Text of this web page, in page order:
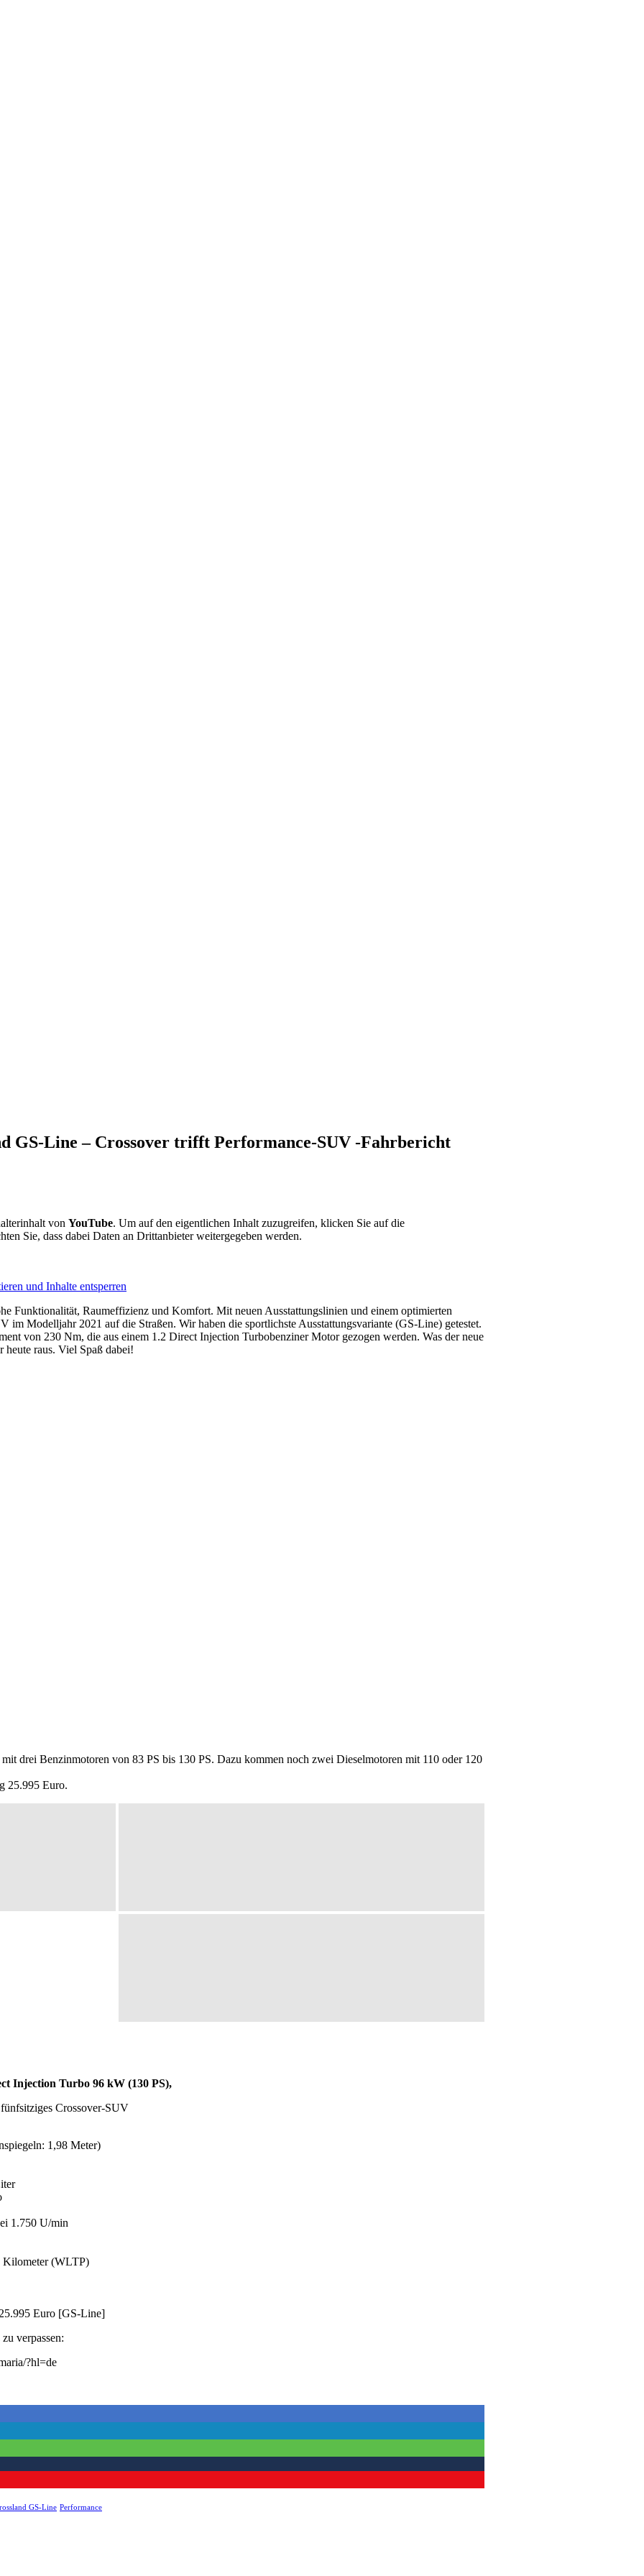
GS-Line – Crossover trifft Performance-SUV -Fahrbericht
von YouTube. Um auf den eigentlichen Inhalt zuzugreifen, klicken Sie auf die
Sie, dass dabei Daten an Drittanbieter weitergegeben werden.
und Inhalte entsperren
Funktionalität, Raumeffizienz und Komfort. Mit neuen Ausstattungslinien und einem optimierten
im Modelljahr 2021 auf die Straßen. Wir haben die sportlichste Ausstattungsvariante (GS-Line) getestet.
von 230 Nm, die aus einem 1.2 Direct Injection Turbobenziner Motor gezogen werden. Was der neue
raus. Viel Spaß dabei!
drei Benzinmotoren von 83 PS bis 130 PS. Dazu kommen noch zwei Dieselmotoren mit 110 oder 120
25.995 Euro.
Injection Turbo 96 kW (130 PS),
Crossover-SUV
1,98 Meter)
1.750 U/min
Kilometer (WLTP)
Euro [GS-Line]
verpassen:
?hl=de
GS-Line Performance